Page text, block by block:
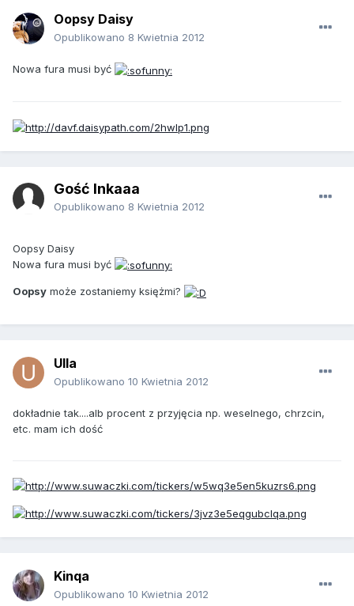
Oopsy Daisy
Opublikowano 8 Kwietnia 2012
Nowa fura musi być
Gość Inkaaa
Opublikowano 8 Kwietnia 2012
Oopsy Daisy
Nowa fura musi być
Oopsy może zostaniemy księżmi?
Ulla
Opublikowano 10 Kwietnia 2012
dokładnie tak....alb procent z przyjęcia np. weselnego, chrzcin,
etc. mam ich dość
Kinqa
Opublikowano 10 Kwietnia 2012